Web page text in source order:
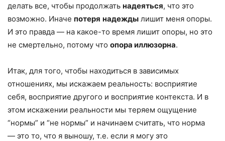
делать все, чтобы продолжать надеяться, что это
возможно. Иначе потеря надежды лишит меня опоры.
И это правда — на какое-то время лишит опоры, но это
не смертельно, потому что опора иллюзорна.
Итак, для того, чтобы находиться в зависимых
отношениях, мы искажаем реальность: восприятие
себя, восприятие другого и восприятие контекста. И в
этом искажении реальности мы теряем ощущение
“нормы” и “не нормы” и начинаем считать, что норма
— это то, что я выношу, т.е. если я могу это